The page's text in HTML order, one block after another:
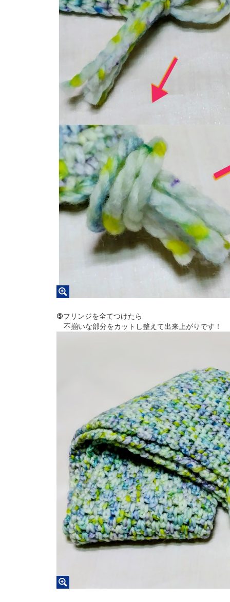
⑤フリンジを全てつけたら
不揃いな部分をカットし整えて出来上がりです！